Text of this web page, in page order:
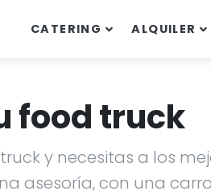
CATERING ALQUILER
food truck
y necesitas a los
asesoría, con una